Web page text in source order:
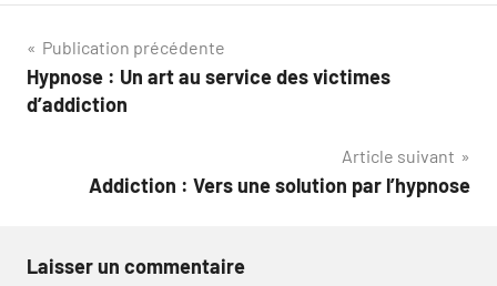
Navigation
de
Publication précédente
Hypnose : Un art au service des victimes
d’addiction
Article suivant
Addiction : Vers une solution par l’hypnose
Laisser un commentaire